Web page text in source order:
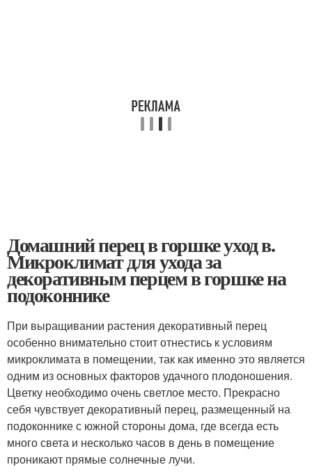
Домашний перец в горшке уход в.
Микроклимат для ухода за
декоративным перцем в горшке на
подоконнике
При выращивании растения декоративный перец
особенно внимательно стоит отнестись к условиям
микроклимата в помещении, так как именно это является
одним из основных факторов удачного плодоношения.
Цветку необходимо очень светлое место. Прекрасно
себя чувствует декоративный перец, размещенный на
подоконнике с южной стороны дома, где всегда есть
много света и несколько часов в день в помещение
проникают прямые солнечные лучи.